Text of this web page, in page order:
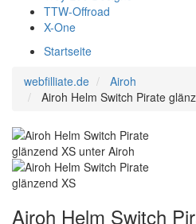
TTW-Offroad
X-One
Startseite
webfilliate.de
Airoh
Airoh Helm Switch Pirate
Airoh Helm Switch